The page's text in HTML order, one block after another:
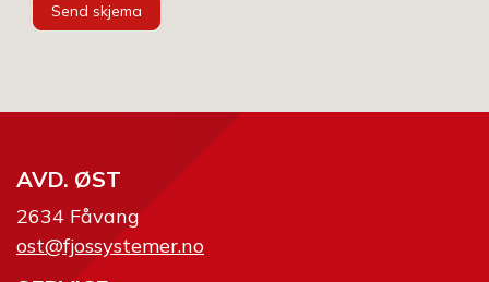
Send skjema
AVD. ØST
2634 Fåvang
ost@fjossystemer.no